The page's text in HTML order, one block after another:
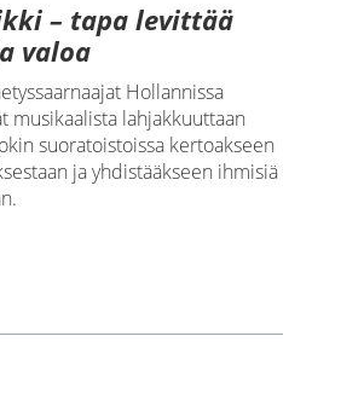
– tapa levittää
valoa
Hollannissa
musikaalista lahjakkuuttaan
suoratoistoissa kertoakseen
ja yhdistääkseen ihmisiä